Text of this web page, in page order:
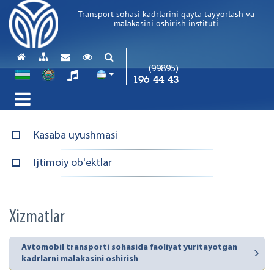
Transport sohasi kadrlarini qayta tayyorlash va
malakasini oshirish instituti
(99895)
196 44 43
Kasaba uyushmasi
Ijtimoiy ob'ektlar
Xizmatlar
Avtomobil transporti sohasida faoliyat yuritayotgan
kadrlarni malakasini oshirish